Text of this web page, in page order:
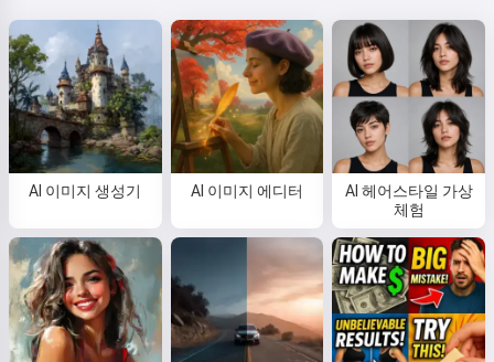
AI 이미지 생성기 AI 이미지 에디터
AI 헤어스타일 가상
체험